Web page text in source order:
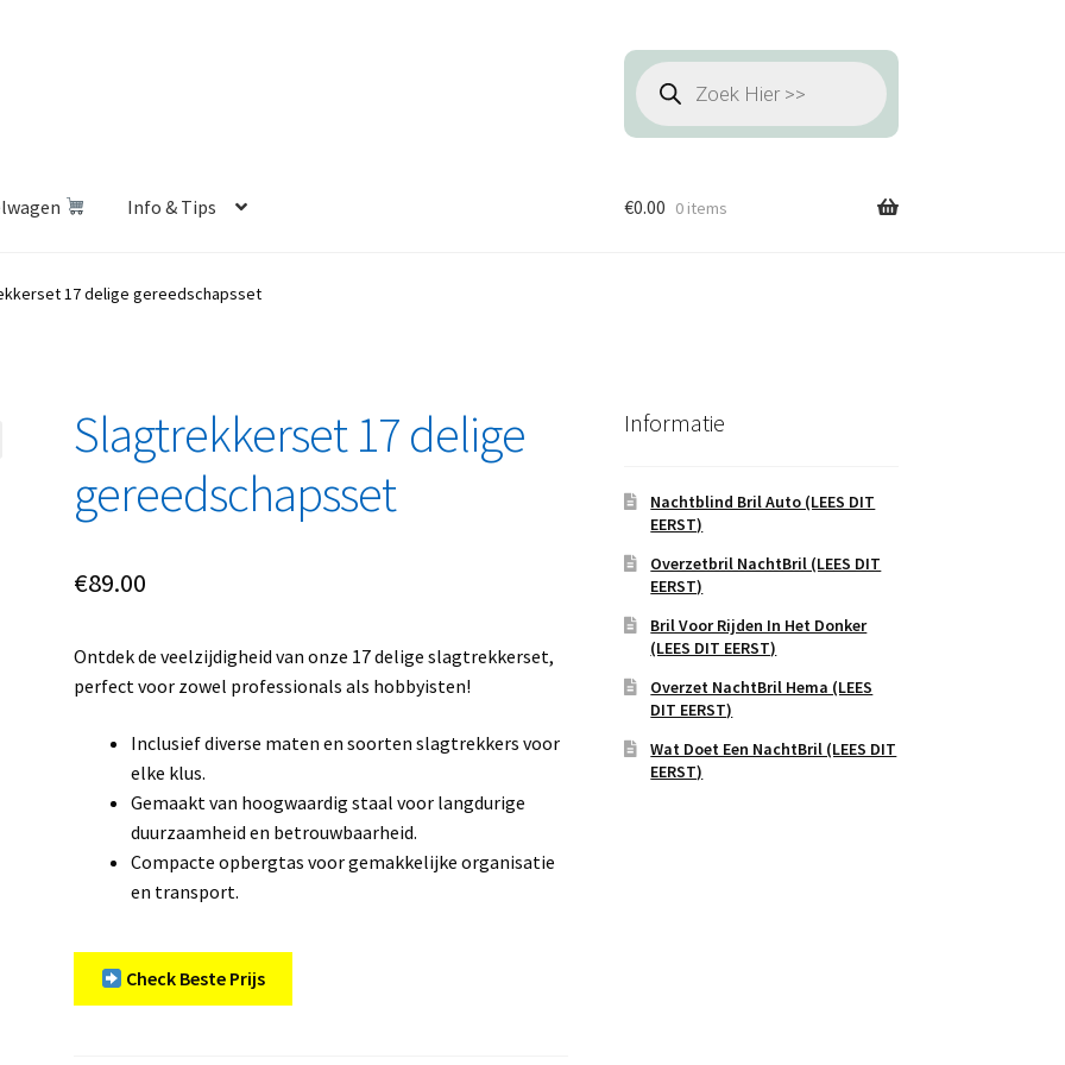
Producten
zoeken
Info & Tips
Shop Betalen en Verzenden Blog
€0.00 0 items
17 delige gereedschapsset
Slagtrekkerset 17 delige
gereedschapsset
€89.00
Ontdek de veelzijdigheid van onze 17 delige slagtrekkerset,
perfect voor zowel professionals als hobbyisten!
Inclusief diverse maten en soorten slagtrekkers voor
elke klus.
Gemaakt van hoogwaardig staal voor langdurige
duurzaamheid en betrouwbaarheid.
Compacte opbergtas voor gemakkelijke organisatie
en transport.
Check Beste Prijs
Informatie
Nachtblind Bril Auto (LEES DIT
EERST)
Overzetbril NachtBril (LEES DIT
EERST)
Bril Voor Rijden In Het Donker
(LEES DIT EERST)
Overzet NachtBril Hema (LEES
DIT EERST)
Wat Doet Een NachtBril (LEES DIT
EERST)